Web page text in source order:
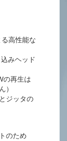
高性能な
みヘッド
の再生は
）
ジッタの
のため